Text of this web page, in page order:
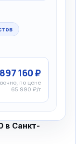
160 ₽
по цене
65 990 ₽/т
в Санкт-